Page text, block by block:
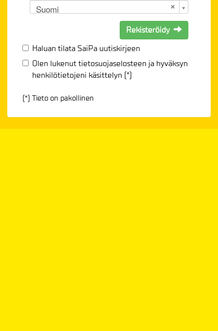
Suomi
Rekisteröidy
Haluan tilata SaiPa uutiskirjeen
Olen lukenuttietosuojaselosteen ja hyväksyn
henkilötietojeni käsittelyn (*)
(*) Tieto on pakollinen